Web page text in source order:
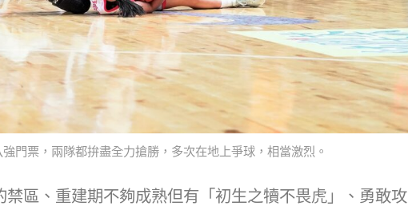
門票，兩隊都拚盡全力搶勝，多次在地上爭球，相當激烈。
禁區、重建期不夠成熟但有「初生之犢不畏虎」、勇敢攻